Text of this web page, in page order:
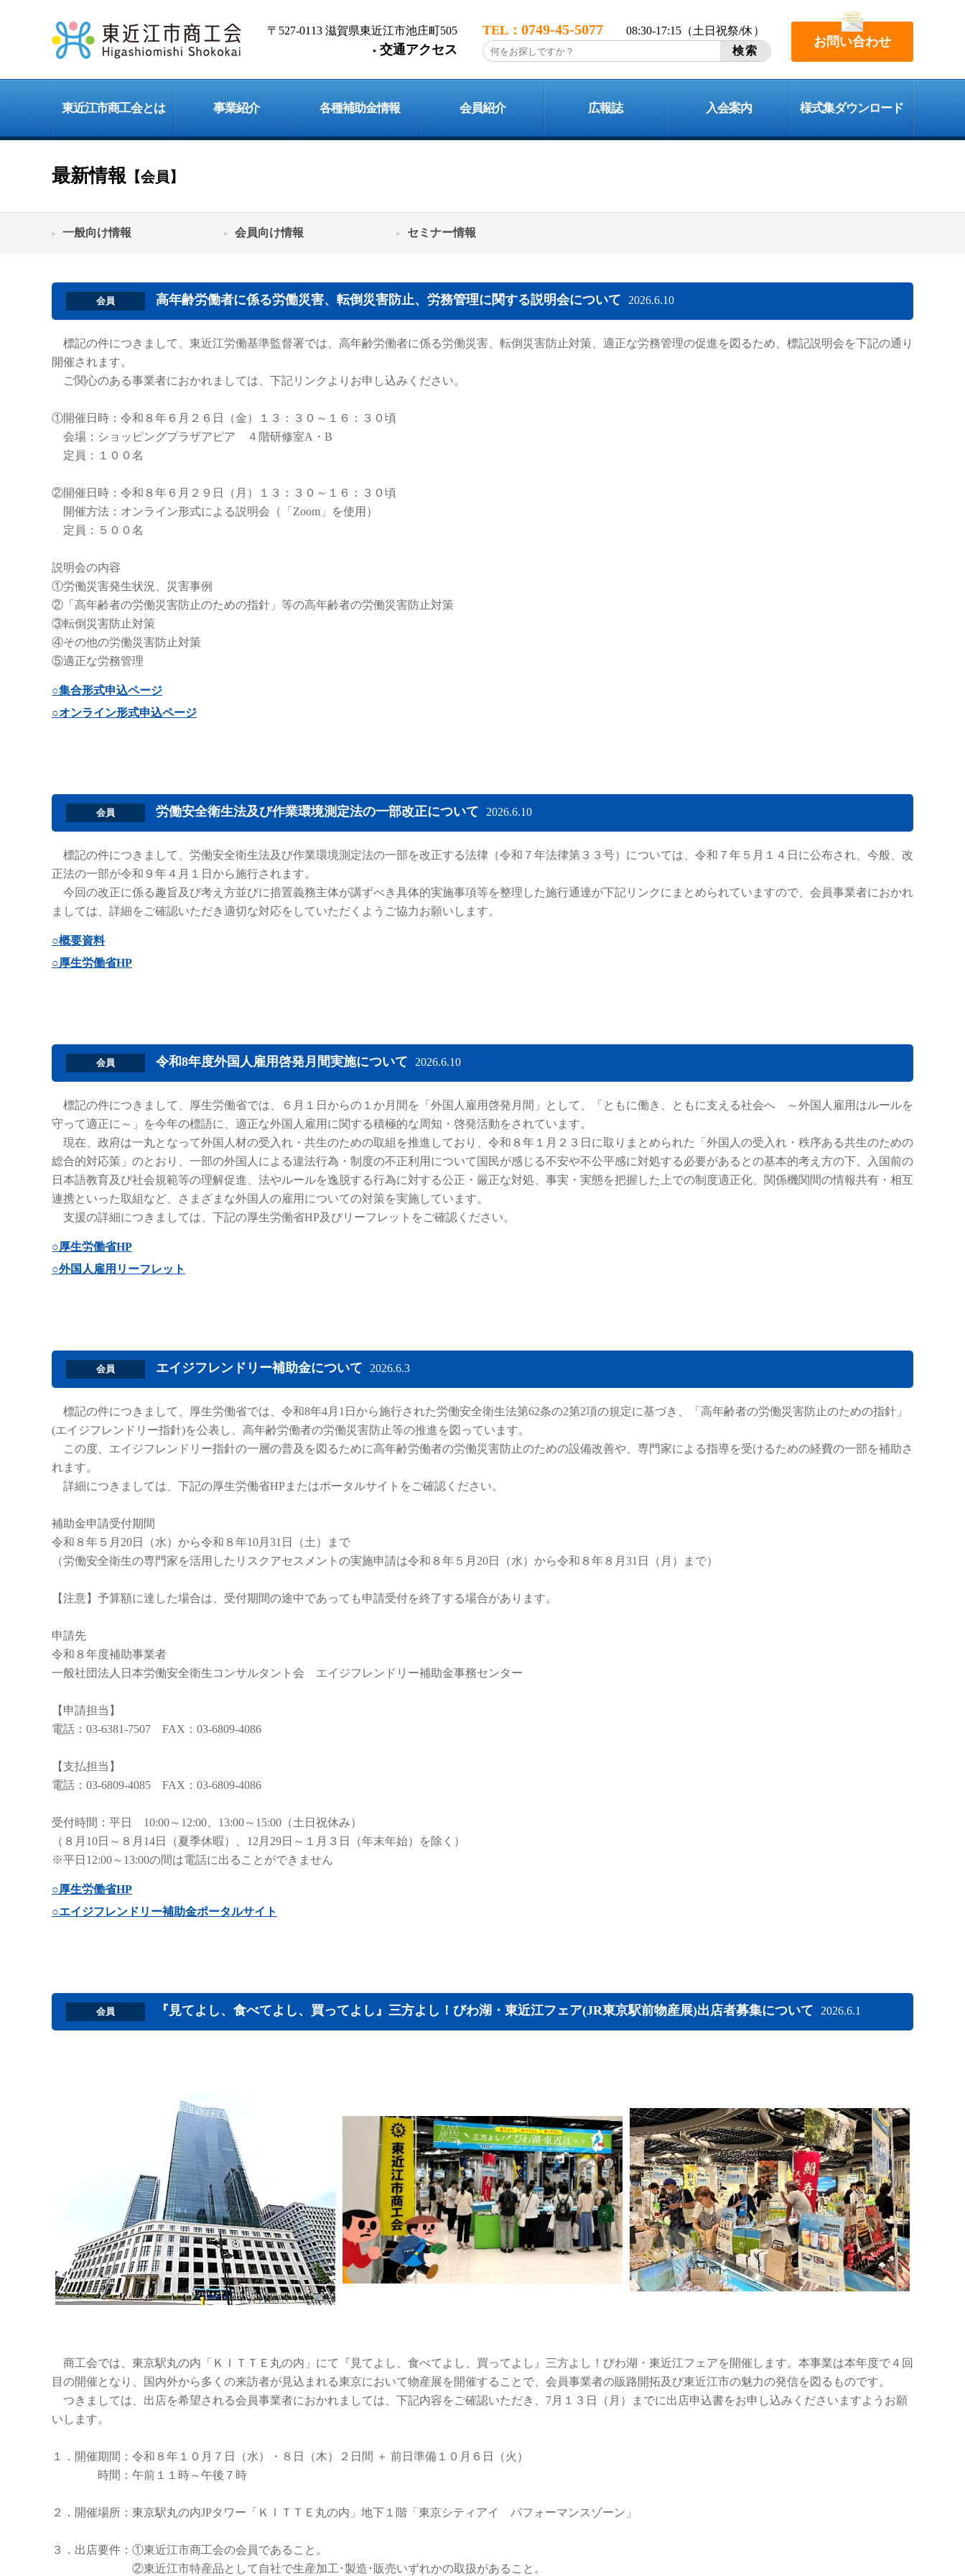
〒527-0113 滋賀県東近江市池庄町505
交通アクセス
0749-45-5077 08:30-17:15（土日祝祭/休）
お問い合わせ
東近江市商工会とは 事業紹介 各種補助金情報 会員紹介 広報誌 入会案内 様式集ダウンロード
最新情報 【会員】
一般向け情報 会員向け情報 セミナー情報
会員 高年齢労働者に係る労働災害、転倒災害防止、労務管理に関する説明会について 2026.6.10
標記の件につきまして、東近江労働基準監督署では、高年齢労働者に係る労働災害、転倒災害防止対策、適正な労務管理の促進を図るため、標記説明会を下記の通り
開催されます。
ご関心のある事業者におかれましては、下記リンクよりお申し込みください。
①開催日時：令和８年６月２６日（金）１３：３０～１６：３０頃
会場：ショッピングプラザアピア ４階研修室A・B
定員：１００名
②開催日時：令和８年６月２９日（月）１３：３０～１６：３０頃
開催方法：オンライン形式による説明会（「Zoom」を使用）
定員：５００名
説明会の内容
①労働災害発生状況、災害事例
②「高年齢者の労働災害防止のための指針」等の高年齢者の労働災害防止対策
③転倒災害防止対策
④その他の労働災害防止対策
⑤適正な労務管理
○集合形式申込ページ
○オンライン形式申込ページ
会員 労働安全衛生法及び作業環境測定法の一部改正について 2026.6.10
標記の件につきまして、労働安全衛生法及び作業環境測定法の一部を改正する法律（令和７年法律第３３号）については、令和７年５月１４日に公布され、今般、改
正法の一部が令和９年４月１日から施行されます。
今回の改正に係る趣旨及び考え方並びに措置義務主体が講ずべき具体的実施事項等を整理した施行通達が下記リンクにまとめられていますので、会員事業者におかれ
ましては、詳細をご確認いただき適切な対応をしていただくようご協力お願いします。
○概要資料
○厚生労働省HP
会員 令和8年度外国人雇用啓発月間実施について 2026.6.10
標記の件につきまして、厚生労働省では、６月１日からの１か月間を「外国人雇用啓発月間」として、「ともに働き、ともに支える社会へ ～外国人雇用はルールを
守って適正に～」を今年の標語に、適正な外国人雇用に関する積極的な周知・啓発活動をされています。
現在、政府は一丸となって外国人材の受入れ・共生のための取組を推進しており、令和８年１月２３日に取りまとめられた「外国人の受入れ・秩序ある共生のための
総合的対応策」のとおり、一部の外国人による違法行為・制度の不正利用について国民が感じる不安や不公平感に対処する必要があるとの基本的考え方の下、入国前の
日本語教育及び社会規範等の理解促進、法やルールを逸脱する行為に対する公正・厳正な対処、事実・実態を把握した上での制度適正化、関係機関間の情報共有・相互
連携といった取組など、さまざまな外国人の雇用についての対策を実施しています。
支援の詳細につきましては、下記の厚生労働省HP及びリーフレットをご確認ください。
○厚生労働省HP
○外国人雇用リーフレット
会員 エイジフレンドリー補助金について 2026.6.3
標記の件につきまして、厚生労働省では、令和8年4月1日から施行された労働安全衛生法第62条の2第2項の規定に基づき、「高年齢者の労働災害防止のための指針」
(エイジフレンドリー指針)を公表し、高年齢労働者の労働災害防止等の推進を図っています。
この度、エイジフレンドリー指針の一層の普及を図るために高年齢労働者の労働災害防止のための設備改善や、専門家による指導を受けるための経費の一部を補助さ
れます。
詳細につきましては、下記の厚生労働省HPまたはポータルサイトをご確認ください。
補助金申請受付期間
令和８年５月20日（水）から令和８年10月31日（土）まで
（労働安全衛生の専門家を活用したリスクアセスメントの実施申請は令和８年５月20日（水）から令和８年８月31日（月）まで）
【注意】予算額に達した場合は、受付期間の途中であっても申請受付を終了する場合があります。
申請先
令和８年度補助事業者
一般社団法人日本労働安全衛生コンサルタント会 エイジフレンドリー補助金事務センター
【申請担当】
電話：03-6381-7507 FAX：03-6809-4086
【支払担当】
電話：03-6809-4085 FAX：03-6809-4086
受付時間：平⽇ 10:00～12:00、13:00～15:00（土日祝休み）
​（８月10日～８月14日（夏季休暇）、12月29日～１月３日（年末年始）を除く）
※平日12:00～13:00の間は電話に出ることができません
○厚生労働省HP
○エイジフレンドリー補助金ポータルサイト
会員 『見てよし、食べてよし、買ってよし』三方よし！びわ湖・東近江フェア(JR東京駅前物産展)出店者募集について 2026.6.1
商工会では、東京駅丸の内「ＫＩＴＴＥ丸の内」にて『見てよし、食べてよし、買ってよし』三方よし！びわ湖・東近江フェアを開催します。本事業は本年度で４回
目の開催となり、国内外から多くの来訪者が見込まれる東京において物産展を開催することで、会員事業者の販路開拓及び東近江市の魅力の発信を図るものです。
つきましては、出店を希望される会員事業者におかれましては、下記内容をご確認いただき、7月１３日（月）までに出店申込書をお申し込みくださいますようお願
いします。
１．開催期間：令和８年１０月７日（水）・８日（木）２日間 ＋ 前日準備１０月６日（火）
時間：午前１１時～午後７時
２．開催場所：東京駅丸の内JPタワー「ＫＩＴＴＥ丸の内」地下１階「東京シティアイ パフォーマンスゾーン」
３．出店要件：①東近江市商工会の会員であること。
②東近江市特産品として自社で生産加工･製造･販売いずれかの取扱があること。